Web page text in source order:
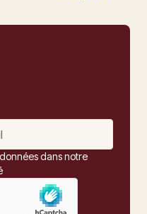
dans notre